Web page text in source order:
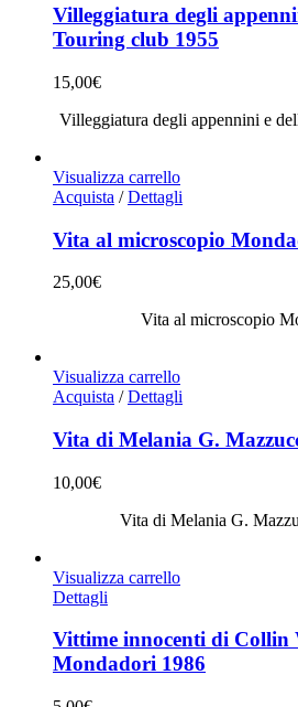
Villeggiatura degli
Touring club 1955
15,00€
Villeggiatura degli appennini e
Visualizza carrello
Acquista / Dettagli
Vita al microscopio
25,00€
Vita al microscopio
Visualizza carrello
Acquista / Dettagli
Vita di Melania G.
10,00€
Vita di Melania G.
Visualizza carrello
Dettagli
Vittime innocenti di Collin
Mondadori 1986